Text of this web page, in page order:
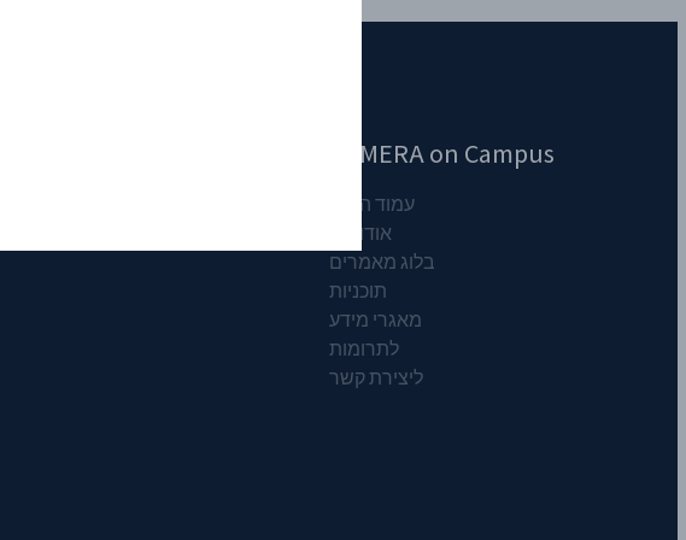
CAMERA on Campus
עמוד הבית
אודותינו
בלוג מאמרים
תוכניות
מאגרי מידע
לתרומות
ליצירת קשר